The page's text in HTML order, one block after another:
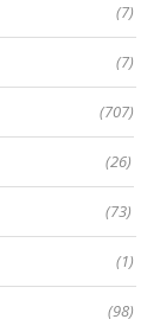
(7)
(7)
(707)
(26)
(73)
(1)
(98)